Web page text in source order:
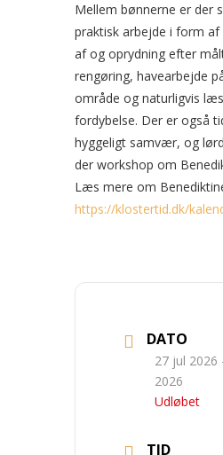
Mellem bønnerne er der
praktisk arbejde i form
af og oprydning efter
rengøring, havearbejde
område og naturligvis
fordybelse. Der er også
hyggeligt samvær, og
der workshop om
Læs mere om
https://klostertid.dk/
DATO
27 jul 2026
2026
Udløbet
TID